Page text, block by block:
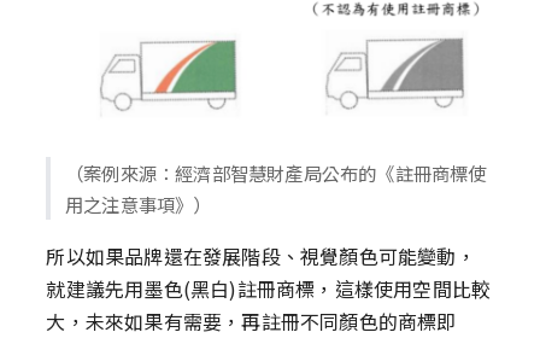
（案例來源：經濟部智慧財產局公布的《註冊商標使
用之注意事項》）
所以如果品牌還在發展階段、視覺顏色可能變動，
就建議先用墨色(黑白)註冊商標，這樣使用空間比較
大，未來如果有需要，再註冊不同顏色的商標即